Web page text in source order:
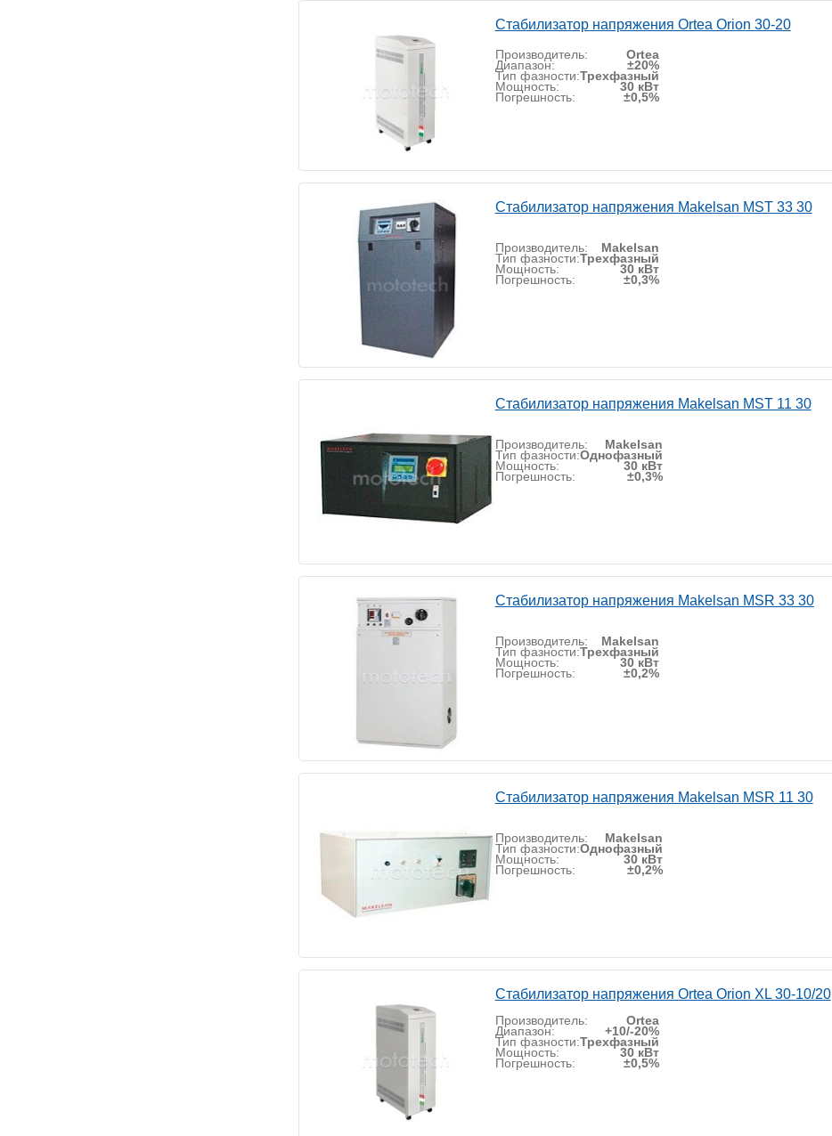
Стабилизатор напряжения Ortea Orion 30-20
Производитель: Ortea
Диапазон: ±20%
Тип фазности:Трехфазный
Мощность: 30 кВт
Погрешность: ±0,5%
Стабилизатор напряжения Makelsan MST 33 30
Производитель: Makelsan
Тип фазности:Трехфазный
Мощность: 30 кВт
Погрешность: ±0,3%
Стабилизатор напряжения Makelsan MST 11 30
Производитель: Makelsan
Тип фазности:Однофазный
Мощность: 30 кВт
Погрешность: ±0,3%
Стабилизатор напряжения Makelsan MSR 33 30
Производитель: Makelsan
Тип фазности:Трехфазный
Мощность: 30 кВт
Погрешность: ±0,2%
Стабилизатор напряжения Makelsan MSR 11 30
Производитель: Makelsan
Тип фазности:Однофазный
Мощность: 30 кВт
Погрешность: ±0,2%
Стабилизатор напряжения Ortea Orion XL 30-10/20
Производитель: Ortea
Диапазон: +10/-20%
Тип фазности:Трехфазный
Мощность: 30 кВт
Погрешность: ±0,5%